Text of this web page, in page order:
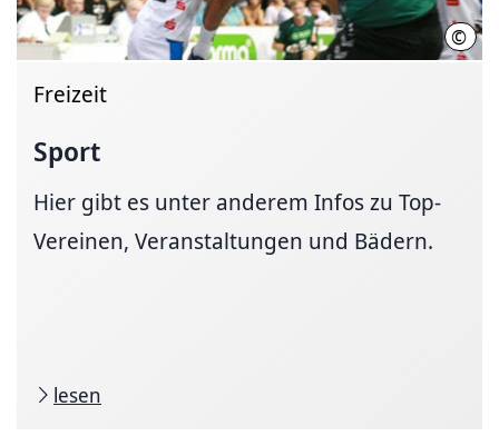
©
Freizeit
Sport
Hier gibt es unter anderem Infos zu Top-
Vereinen, Veranstaltungen und Bädern.
lesen